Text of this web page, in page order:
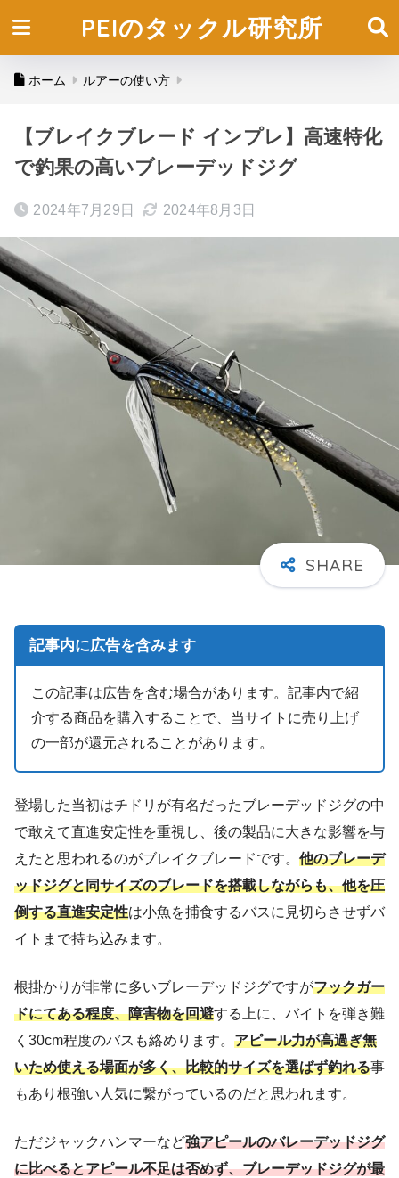
PEIのタックル研究所
ホーム ルアーの使い方
【ブレイクブレード インプレ】高速特化
で釣果の高いブレーデッドジグ
2024年7月29日 2024年8月3日
記事内に広告を含みます
この記事は広告を含む場合があります。記事内で紹
介する商品を購入することで、当サイトに売り上げ
の一部が還元されることがあります。
登場した当初はチドリが有名だったブレーデッドジグの中
で敢えて直進安定性を重視し、後の製品に大きな影響を与
えたと思われるのがブレイクブレードです。 他のブレーデ
ッドジグと同サイズのブレードを搭載しながらも、他を圧
倒する直進安定性は小魚を捕食するバスに見切らさせずバ
イトまで持ち込みます。
根掛かりが非常に多いブレーデッドジグですがフックガー
ドにてある程度、障害物を回避する上に、バイトを弾き難
く30cm程度のバスも絡めります。 アピール力が高過ぎ無
いため使える場面が多く、比較的サイズを選ばず釣れる事
もあり根強い人気に繋がっているのだと思われます。
ただジャックハンマーなど強アピールのバレーデッドジグ
に比べるとアピール不足は否めず、ブレーデッドジグが最